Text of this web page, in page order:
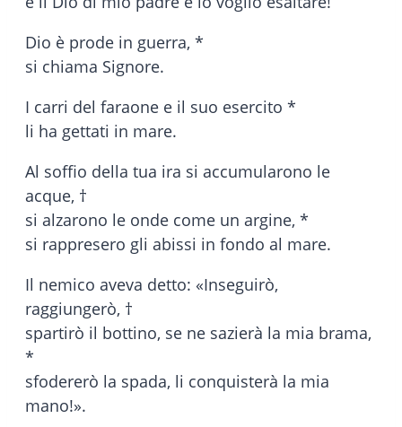
Dio è prode in guerra, *
si chiama Signore.
I carri del faraone e il suo esercito *
li ha gettati in mare.
Al soffio della tua ira si accumularono le
acque, †
si alzarono le onde come un argine, *
si rappresero gli abissi in fondo al mare.
Il nemico aveva detto: «Inseguirò,
raggiungerò, †
spartirò il bottino, se ne sazierà la mia brama,
*
sfodererò la spada, li conquisterà la mia
mano!».